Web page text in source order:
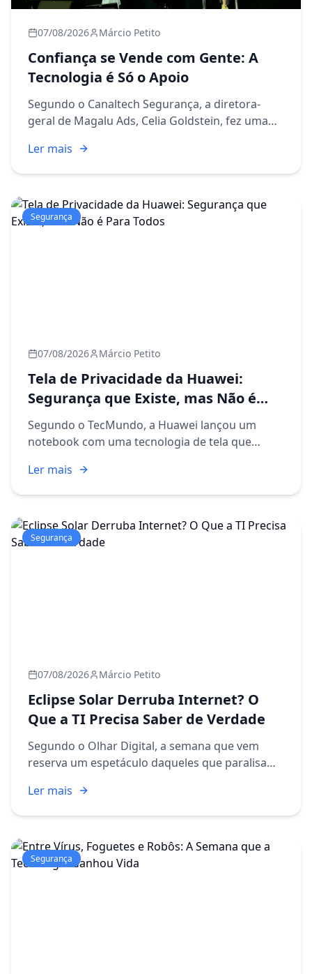
07/08/2026 Márcio Petito
Confiança se Vende com Gente: A
Tecnologia é Só o Apoio
Segundo o Canaltech Segurança, a diretora-
geral de Magalu Ads, Celia Goldstein, fez uma
Rio Innovation Week 2026: por mais que a
tecnologia acelere vendas ...
Ler mais
Segurança
07/08/2026 Márcio Petito
Tela de Privacidade da Huawei:
Segurança que Existe, mas Não é
Para Todos
Segundo o TecMundo, a Huawei lançou um
notebook com uma tecnologia de tela que
impede pessoas ao seu lado de bisbilhotar o
que você está fazendo na tela....
Ler mais
Segurança
07/08/2026 Márcio Petito
Eclipse Solar Derruba Internet? O
Que a TI Precisa Saber de Verdade
Segundo o Olhar Digital, a semana que vem
reserva um espetáculo daqueles que paralisam
parar no meio da rua, câmeras vão apontar
para o céu e, por alguns m...
Ler mais
Segurança